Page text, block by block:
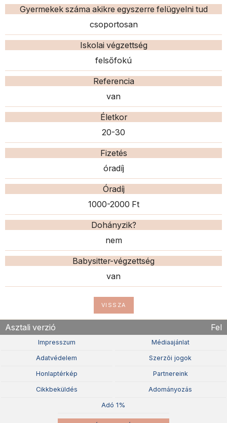
Gyermekek száma akikre egyszerre felügyelni tud
csoportosan
Iskolai végzettség
felsőfokú
Referencia
van
Életkor
20-30
Fizetés
óradíj
Óradíj
1000-2000 Ft
Dohányzik?
nem
Babysitter-végzettség
van
VISSZA
Asztali verzió Fel
Impresszum Médiaajánlat
Adatvédelem Szerzõi jogok
Honlaptérkép Partnereink
Cikkbeküldés Adományozás
Adó 1%